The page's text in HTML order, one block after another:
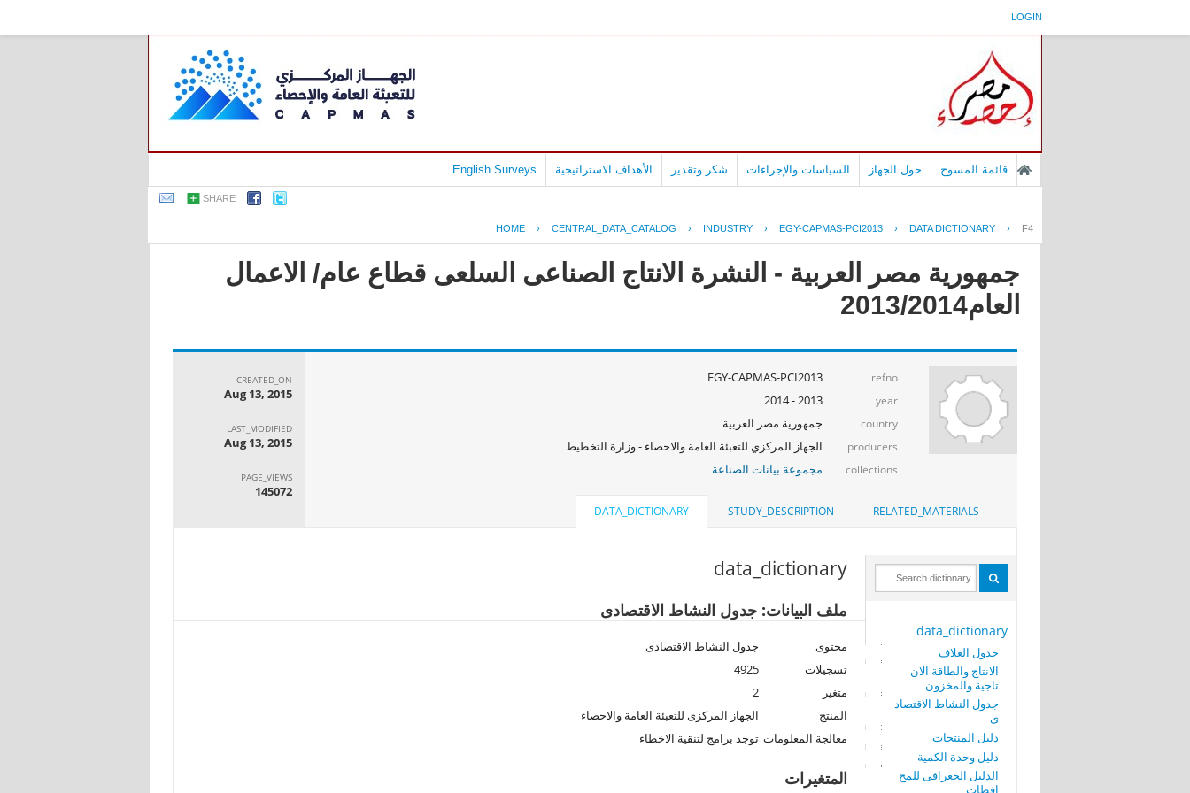
LOGIN
قائمة المسوح حول الجهاز السياسات والإجراءات شكر وتقدير الأهداف الاستراتيجية English Surveys
SHARE
HOME › CENTRAL_DATA_CATALOG › INDUSTRY › EGY-CAPMAS-PCI2013 › DATA DICTIONARY › F4
جمهورية مصر العربية - النشرة الانتاج الصناعى السلعى قطاع عام/ الاعمال
العام2013/2014
refno
EGY-CAPMAS-PCI2013
year
2013 - 2014
country جمهورية مصر العربية
producers الجهاز المركزي للتعبئة العامة والاحصاء - وزارة التخطيط
collections مجموعة بيانات الصناعة
CREATED_ON
Aug 13, 2015
LAST_MODIFIED
Aug 13, 2015
PAGE_VIEWS
145072
RELATED_MATERIALS
STUDY_DESCRIPTION
DATA_DICTIONARY
data_dictionary
جدول الغلاف
الانتاج والطاقة الان
تاجية والمخزون
جدول النشاط الاقتصاد
ى
دليل المنتجات
دليل وحدة الكمية
الدليل الجغرافى للمح
افظات
data_dictionary
ملف البيانات: جدول النشاط الاقتصادى
محتوى
جدول النشاط الاقتصادى
تسجيلات
4925
متغير
2
المنتج
الجهاز المركزى للتعبئة العامة والاحصاء
معالجة المعلومات توجد برامج لتنقية الاخطاء
المتغيرات